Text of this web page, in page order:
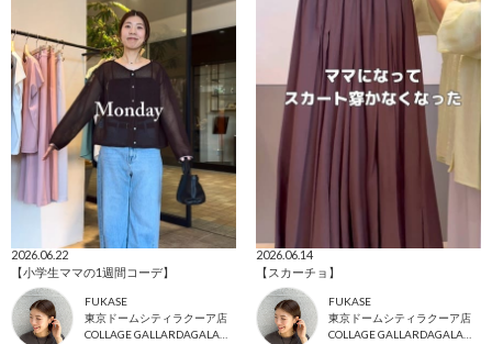
2026.06.22
【小学生ママの1週間コーデ】
FUKASE
東京ドームシティラクーア店
COLLAGE GALLARDAGALANTE
2026.06.14
【スカーチョ】
FUKASE
東京ドームシティラクーア店